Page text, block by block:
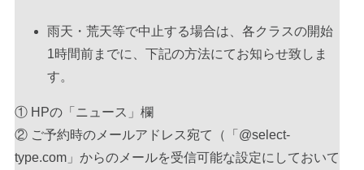
雨天・荒天等で中止する場合は、各クラスの開始
1時間前までに、下記の方法にてお知らせ致しま
す。
① HPの「ニュース」欄
② ご予約時のメールアドレス宛て（「@select-
type.com」からのメールを受信可能な設定にしておいて